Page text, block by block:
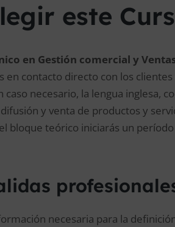
este
en Gestión comercial y
en contacto directo con los
caso necesario, la lengua inglesa,
y venta de productos y
bloque teórico iniciarás un
necesaria para la